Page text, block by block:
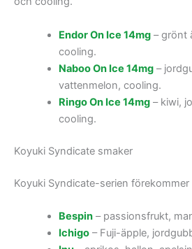
Endor On Ice 14mg– grönt
cooling.
Naboo On Ice 14mg–
vattenmelon, cooling.
Ringo On Ice 14mg– kiwi,
cooling.
Koyuki Syndicate smaker
Koyuki Syndicate-serien förekommer
Bespin– passionsfrukt,
Ichigo– Fuji-äpple,